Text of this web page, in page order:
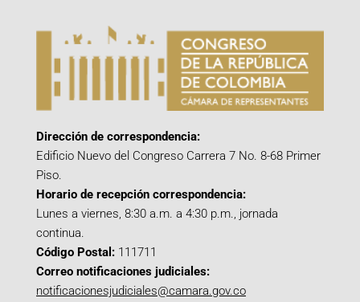
Dirección de correspondencia:
Edificio Nuevo del Congreso Carrera 7 No. 8-68 Primer
Piso.
Horario de recepción correspondencia:
Lunes a viernes, 8:30 a.m. a 4:30 p.m., jornada
continua.
Código Postal: 111711
Correo notificaciones judiciales:
notificacionesjudiciales@camara.gov.co